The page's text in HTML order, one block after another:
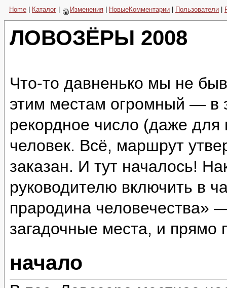
Home Каталог Изменения НовыеКомментарии Пользователи
ЛОВОЗЁРЫ 2008
Что-то давненько мы не
этим местам огромный — в
рекордное число (даже
человек. Всё, маршрут
заказан. И тут началось!
руководителю включить в
прародина человечества»
загадочные места, и
начало